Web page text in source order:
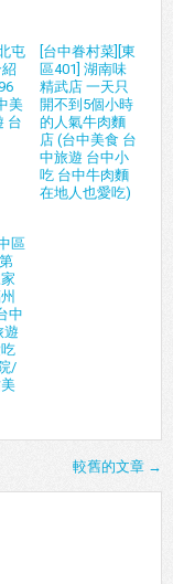
屯
美
台
[台中眷村菜][東
區401] 湖南味
精武店 一天只
開不到5個小時
的人氣牛肉麵
店 (台中美食 台
中旅遊 台中小
吃 台中牛肉麵
在地人也愛吃)
區
中
遊
/
較舊的文章 →